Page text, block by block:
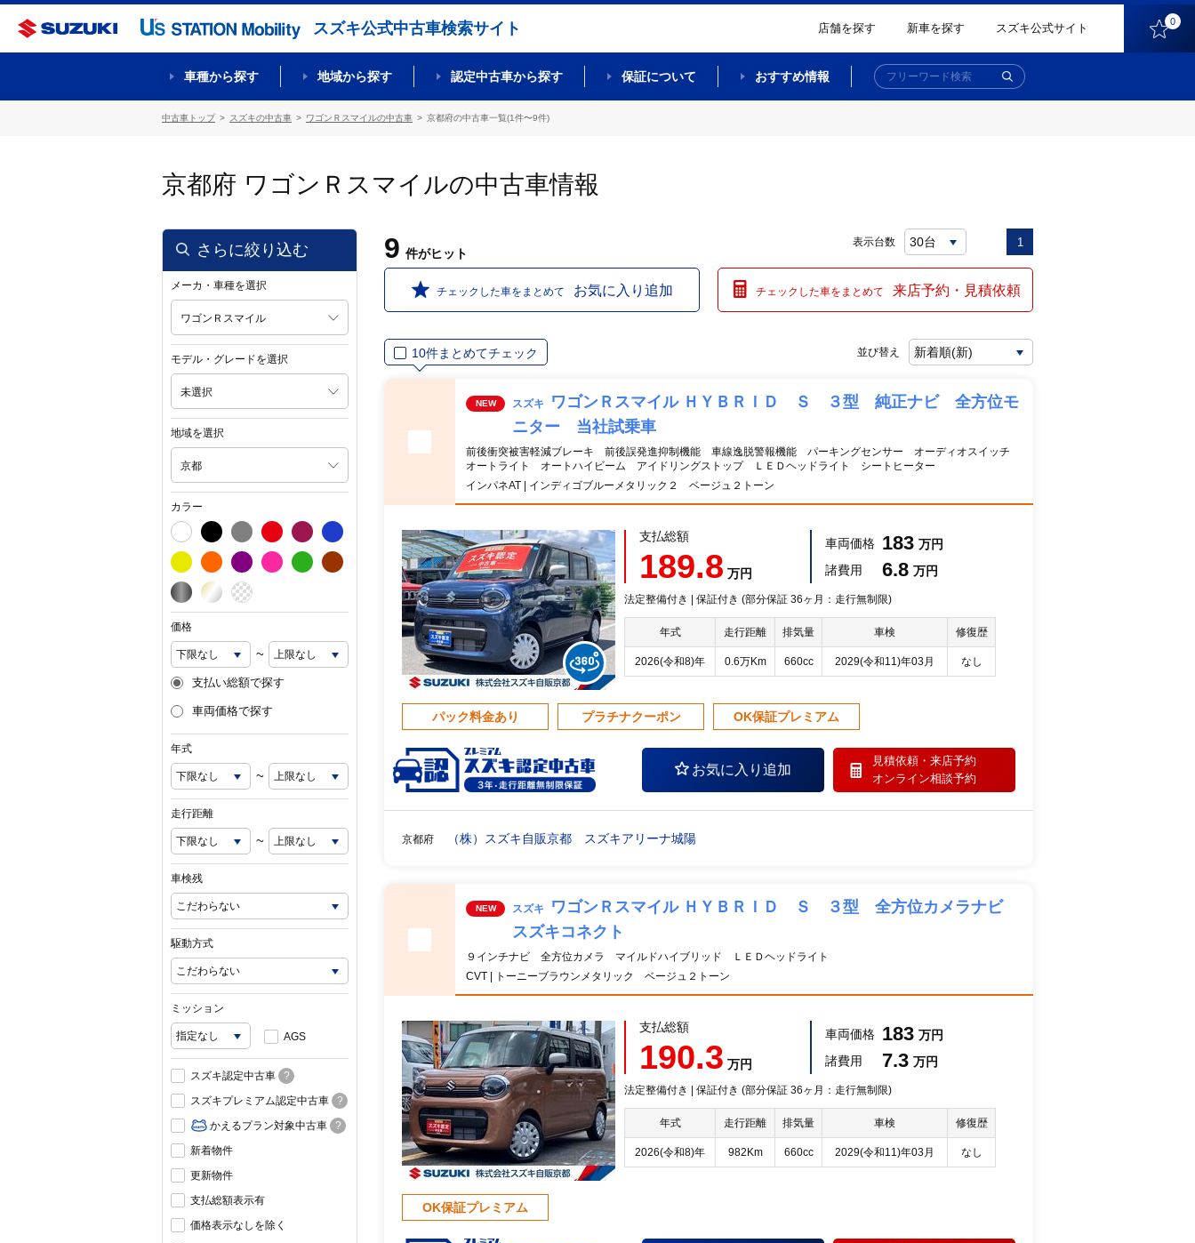
スズキ公式中古車検索サイト 店舗を探す 新車を探す スズキ公式サイト 0
車種から探す 地域から探す 認定中古車から探す 保証について おすすめ情報
中古車トップ スズキの中古車 ワゴンＲスマイルの中古車 京都府の中古車一覧(1件〜9件)
京都府 ワゴンＲスマイルの中古車情報
さらに絞り込む
メーカ・車種を選択
ワゴンＲスマイル
モデル・グレードを選択
未選択
地域を選択
京都
カラー
価格
~
支払い総額で探す
車両価格で探す
年式
~
走行距離
~
車検残
駆動方式
ミッション
AGS
スズキ認定中古車
?
スズキプレミアム認定中古車
?
かえるプラン対象中古車
?
新着物件
更新物件
支払総額表示有
価格表示なしを除く
9 件がヒット
表示台数 1
チェックした車をまとめて お気に入り追加 チェックした車をまとめて 来店予約・見積依頼
10件まとめてチェック 並び替え
NEW スズキ
ワゴンＲスマイル ＨＹＢＲＩＤ Ｓ ３型 純正ナビ 全方位モ
ニター 当社試乗車
前後衝突被害軽減ブレーキ 前後誤発進抑制機能 車線逸脱警報機能 パーキングセンサー オーディオスイッチ
オートライト オートハイビーム アイドリングストップ ＬＥＤヘッドライト シートヒーター
インパネAT | インディゴブルーメタリック２ ベージュ２トーン
支払総額
189.8 万円
車両価格 183 万円
諸費用
6.8 万円
法定整備付き | 保証付き (部分保証 36ヶ月：走行無制限)
年式 走行距離 排気量 車検 修復歴
2026(令和8)年 0.6万Km 660cc 2029(令和11)年03月 なし
パック料金あり プラチナクーポン OK保証プレミアム
お気に入り追加
見積依頼・ 来店予約
オンライン相談予約
京都府 （株）スズキ自販京都 スズキアリーナ城陽
NEW スズキ
ワゴンＲスマイル ＨＹＢＲＩＤ Ｓ ３型 全方位カメラナビ
スズキコネクト
９インチナビ 全方位カメラ マイルドハイブリッド ＬＥＤヘッドライト
CVT | トーニーブラウンメタリック ベージュ２トーン
支払総額
190.3 万円
車両価格 183 万円
諸費用
7.3 万円
法定整備付き | 保証付き (部分保証 36ヶ月：走行無制限)
年式 走行距離 排気量 車検 修復歴
2026(令和8)年 982Km 660cc 2029(令和11)年03月 なし
OK保証プレミアム